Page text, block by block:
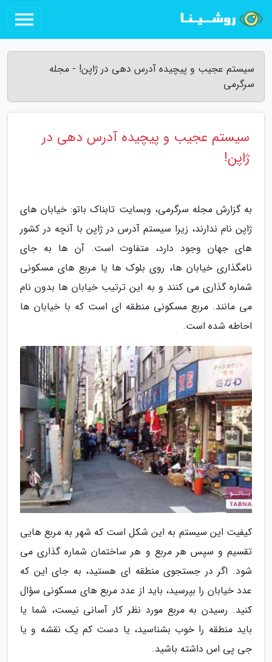
سیستم عجیب و پیچیده آدرس دهی در ژاپن! - مجله
سرگرمی
سیستم عجیب و پیچیده آدرس دهی در
ژاپن!
به گزارش مجله سرگرمی، وبسایت تابناک باتو: خیابان های
ژاپن نام ندارند، زیرا سیستم آدرس در ژاپن با آنچه در کشور
های جهان وجود دارد، متفاوت است. آن ها به جای
نامگذاری خیابان ها، روی بلوک ها یا مربع های مسکونی
شماره گذاری می کنند و به این ترتیب خیابان ها بدون نام
می مانند. مربع مسکونی منطقه ای است که با خیابان ها
احاطه شده است.
کیفیت این سیستم به این شکل است که شهر به مربع هایی
تقسیم و سپس هر مربع و هر ساختمان شماره گذاری می
شود. اگر در جستجوی منطقه ای هستید، به جای این که
عدد خیابان را بپرسید، باید از عدد مربع های مسکونی سؤال
کنید. رسیدن به مربع مورد نظر کار آسانی نیست، شما یا
باید منطقه را خوب بشناسید، یا دست کم یک نقشه و یا
جی پی اس داشته باشید.